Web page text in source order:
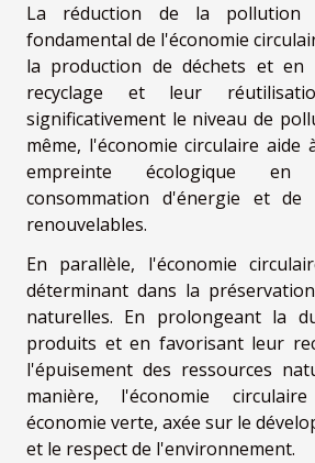
La réduction de la pollution
fondamental de l'économie
la production de déchets et en
recyclage et leur
significativement le niveau de
même, l'économie circulaire aide
empreinte écologique
consommation d'énergie et de
renouvelables.
En parallèle, l'économie
déterminant dans la
naturelles. En prolongeant la
produits et en favorisant leur
l'épuisement des ressources
manière, l'économie
économie verte, axée sur le
et le respect de l'environnement.